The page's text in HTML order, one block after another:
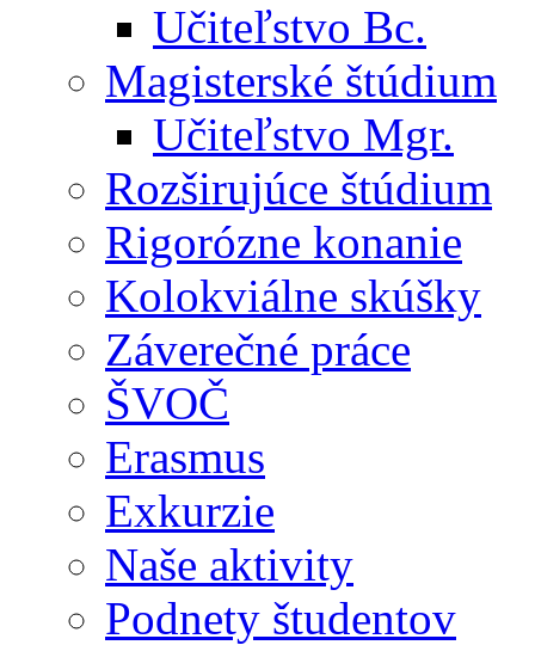
Učiteľstvo Bc.
Magisterské štúdium
Učiteľstvo Mgr.
Rozširujúce štúdium
Rigorózne konanie
Kolokviálne skúšky
Záverečné práce
ŠVOČ
Erasmus
Exkurzie
Naše aktivity
Podnety študentov